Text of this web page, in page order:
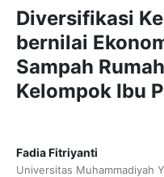
Diversifikasi
bernilai
Sampah
Kelompok Ibu
Fadia Fitriyanti
Universitas Muhammadiyah